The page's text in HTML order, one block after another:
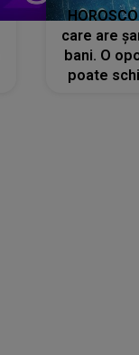
care are
bani. O
poate